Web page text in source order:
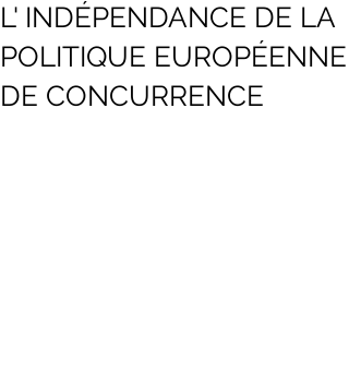
L' INDÉPENDANCE DE LA
POLITIQUE EUROPÉENNE
DE CONCURRENCE